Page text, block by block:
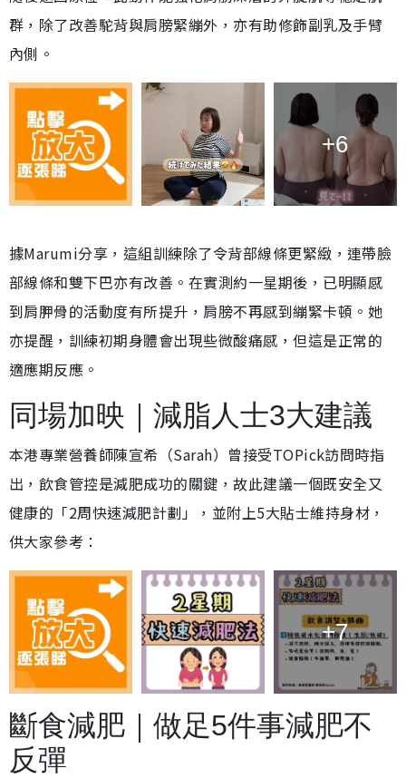
群，除了改善駝背與肩膀緊繃外，亦有助修飾副乳及手臂
內側。
+6
據Marumi分享，這組訓練除了令背部線條更緊緻，連帶臉
部線條和雙下巴亦有改善。在實測約一星期後，已明顯感
到肩胛骨的活動度有所提升，肩膀不再感到繃緊卡頓。她
亦提醒，訓練初期身體會出現些微酸痛感，但這是正常的
適應期反應。
同場加映｜減脂人士3大建議
本港專業營養師陳宣希（Sarah）曾接受TOPick訪問時指
出，飲食管控是減肥成功的關鍵，故此建議一個既安全又
健康的「2周快速減肥計劃」，並附上5大貼士維持身材，
供大家參考：
+7
斷食減肥｜做足5件事減肥不
反彈